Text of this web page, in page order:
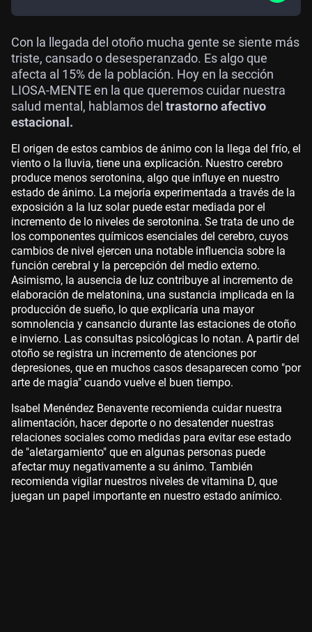
Con la llegada del otoño mucha gente se siente más
triste, cansado o desesperanzado. Es algo que
afecta al 15% de la población. Hoy en la sección
LIOSA-MENTE en la que queremos cuidar nuestra
salud mental, hablamos del trastorno afectivo
estacional.
El origen de estos cambios de ánimo con la llega del frío, el
viento o la lluvia, tiene una explicación. Nuestro cerebro
produce menos serotonina, algo que influye en nuestro
estado de ánimo. La mejoría experimentada a través de la
exposición a la luz solar puede estar mediada por el
incremento de lo niveles de serotonina. Se trata de uno de
los componentes químicos esenciales del cerebro, cuyos
cambios de nivel ejercen una notable influencia sobre la
función cerebral y la percepción del medio externo.
Asimismo, la ausencia de luz contribuye al incremento de
elaboración de melatonina, una sustancia implicada en la
producción de sueño, lo que explicaría una mayor
somnolencia y cansancio durante las estaciones de otoño
e invierno. Las consultas psicológicas lo notan. A partir del
otoño se registra un incremento de atenciones por
depresiones, que en muchos casos desaparecen como "por
arte de magia" cuando vuelve el buen tiempo.
Isabel Menéndez Benavente recomienda cuidar nuestra
alimentación, hacer deporte o no desatender nuestras
relaciones sociales como medidas para evitar ese estado
de "aletargamiento" que en algunas personas puede
afectar muy negativamente a su ánimo. También
recomienda vigilar nuestros niveles de vitamina D, que
juegan un papel importante en nuestro estado anímico.